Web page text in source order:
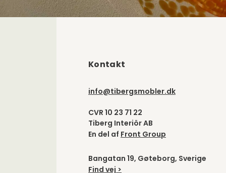
Kontakt
info@tibergsmobler.dk
CVR 10 23 71 22
Tiberg Interiör AB
En del af Front Group
Bangatan 19, Gøteborg, Sverige
Find vej >